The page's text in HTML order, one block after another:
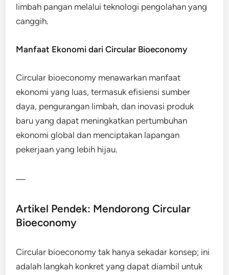
limbah pangan melalui teknologi pengolahan yang
canggih.
Manfaat Ekonomi dari Circular Bioeconomy
Circular bioeconomy menawarkan manfaat
ekonomi yang luas, termasuk efisiensi sumber
daya, pengurangan limbah, dan inovasi produk
baru yang dapat meningkatkan pertumbuhan
ekonomi global dan menciptakan lapangan
pekerjaan yang lebih hijau.
—
Artikel Pendek: Mendorong Circular
Bioeconomy
Circular bioeconomy tak hanya sekadar konsep; ini
adalah langkah konkret yang dapat diambil untuk